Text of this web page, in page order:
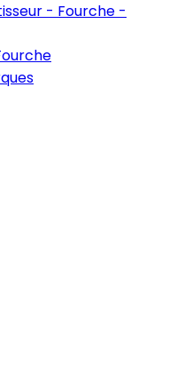
- Fourche -